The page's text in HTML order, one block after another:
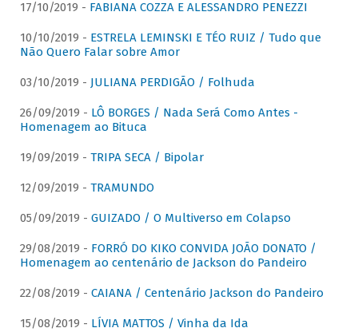
17/10/2019 - FABIANA COZZA E ALESSANDRO PENEZZI
10/10/2019 - ESTRELA LEMINSKI E TÉO RUIZ / Tudo que
Não Quero Falar sobre Amor
03/10/2019 - JULIANA PERDIGÃO / Folhuda
26/09/2019 - LÔ BORGES / Nada Será Como Antes -
Homenagem ao Bituca
19/09/2019 - TRIPA SECA / Bipolar
12/09/2019 - TRAMUNDO
05/09/2019 - GUIZADO / O Multiverso em Colapso
29/08/2019 - FORRÓ DO KIKO CONVIDA JOÃO DONATO /
Homenagem ao centenário de Jackson do Pandeiro
22/08/2019 - CAIANA / Centenário Jackson do Pandeiro
15/08/2019 - LÍVIA MATTOS / Vinha da Ida